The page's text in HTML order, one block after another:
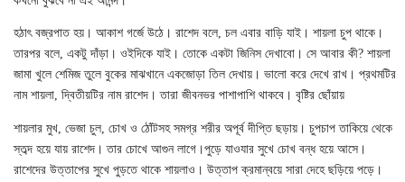
হঠাৎ বজ্রপাত হয়। আকাশ গর্জে উঠে। রাশেদ বলে, চল এবার বাড়ি যাই। শায়লা চুপ থাকে।
তারপর বলে, একটু দাঁড়া। ওইদিকে যাই। তোকে একটা জিনিস দেখাবো। সে আবার কী? শায়লা
জামা খুলে শেমিজ তুলে বুকের মাঝখানে একজোড়া তিল দেখায়। ভালো করে দেখে রাখ। প্রথমটির
নাম শায়লা, দ্বিতীয়টির নাম রাশেদ। তারা জীবনভর পাশাপাশি থাকবে। বৃষ্টির ছোঁয়ায়
শায়লার মুখ, ভেজা চুল, চোখ ও ঠোঁটসহ সমগ্র শরীর অপূর্ব দীপ্তি ছড়ায়। চুপচাপ তাকিয়ে থেকে
স্তব্দ হয়ে যায় রাশেদ। তার চোখে আগুন লাগে।পুড়ে যাওযার সুখে চোখ বন্ধ হয়ে আসে।
রাশেদের উত্তাপের সুখে পুড়তে থাকে শায়লাও। উত্তাপ ক্রমান্বয়ে সারা দেহে ছড়িয়ে পড়ে।